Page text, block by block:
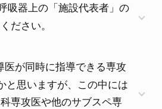
吸器上の「施設代表者」の
ださい。
医が同時に指導できる専攻
と思いますが、この中には
専攻医や他のサブスペ専